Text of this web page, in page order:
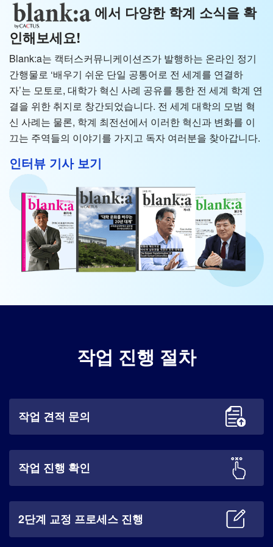
에서 다양한 학계 소식을 확
인해보세요!
Blank:a는 캑터스커뮤니케이션즈가 발행하는 온라인 정기
간행물로 ‘배우기 쉬운 단일 공통어로 전 세계를 연결하
자’는 모토로, 대학가 혁신 사례 공유를 통한 전 세계 학계 연
결을 위한 취지로 창간되었습니다. 전 세계 대학의 모범 혁
신 사례는 물론, 학계 최전선에서 이러한 혁신과 변화를 이
끄는 주역들의 이야기를 가지고 독자 여러분을 찾아갑니다.
인터뷰 기사 보기
작업 진행 절차
작업 견적 문의
작업 진행 확인
2단계 교정 프로세스 진행